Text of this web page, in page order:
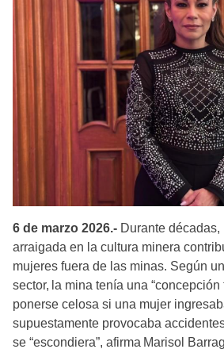
6 de marzo 2026.- Durante
arraigada en la cultura minera
mujeres fuera de las minas. Según
sector, la mina tenía una “concepción
ponerse celosa si una mujer
supuestamente provocaba
se “escondiera”, afirma Marisol